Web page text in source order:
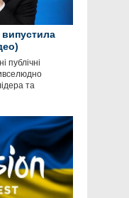
випустила
публічні
та